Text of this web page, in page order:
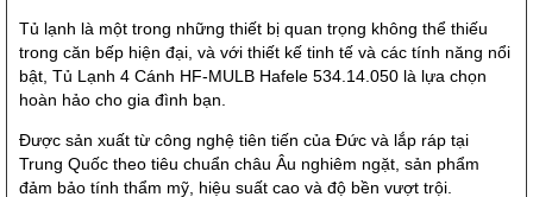
Tủ lạnh là một trong những thiết bị quan trọng không thể thiếu
trong căn bếp hiện đại, và với thiết kế tinh tế và các tính năng nổi
bật, Tủ Lạnh 4 Cánh HF-MULB Hafele 534.14.050 là lựa chọn
hoàn hảo cho gia đình bạn.
Được sản xuất từ công nghệ tiên tiến của Đức và lắp ráp tại
Trung Quốc theo tiêu chuẩn châu Âu nghiêm ngặt, sản phẩm
đảm bảo tính thẩm mỹ, hiệu suất cao và độ bền vượt trội.